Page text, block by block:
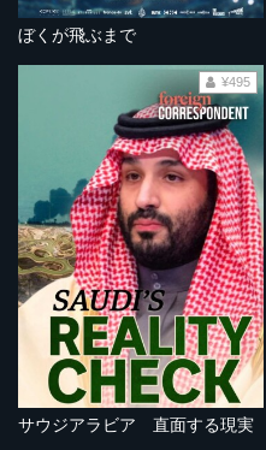
ぼくが飛ぶまで
サウジアラビア 直面する現実
¥495